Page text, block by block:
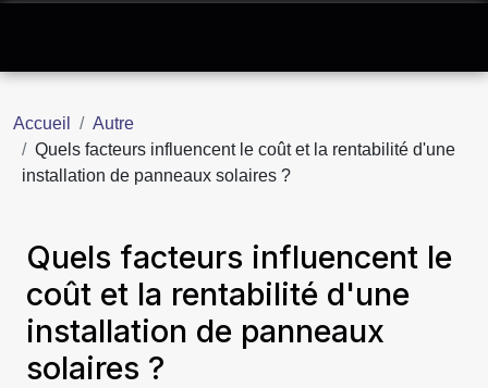
Accueil
Autre
Quels facteurs influencent le coût et la rentabilité d'une
installation de panneaux solaires ?
Quels facteurs influencent le
coût et la rentabilité d'une
installation de panneaux
solaires ?